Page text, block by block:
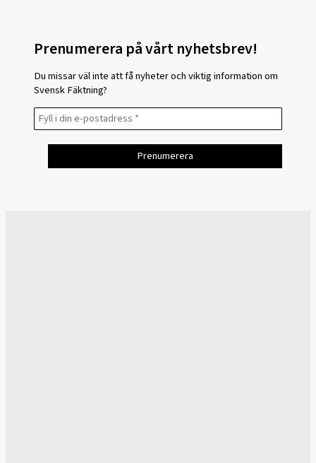
Prenumerera på vårt nyhetsbrev!
Du missar väl inte att få nyheter och viktig information om
Svensk Fäktning?